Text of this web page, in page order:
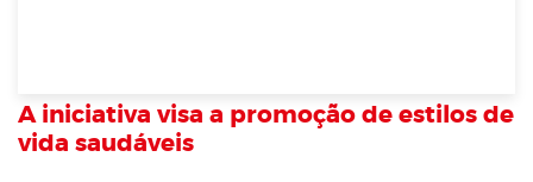
A iniciativa visa a promoção de estilos de
vida saudáveis